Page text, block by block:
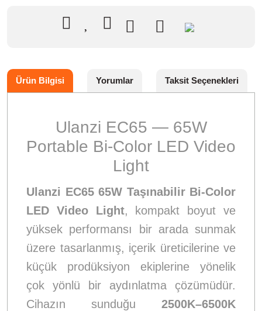
Ürün Bilgisi Yorumlar Taksit Seçenekleri
Ulanzi EC65 — 65W
Portable Bi-Color LED Video
Light
Ulanzi EC65 65W Taşınabilir Bi-Color
LED Video Light, kompakt boyut ve
yüksek performansı bir arada sunmak
üzere tasarlanmış, içerik üreticilerine ve
küçük prodüksiyon ekiplerine yönelik
çok yönlü bir aydınlatma çözümüdür.
Cihazın sunduğu 2500K–6500K